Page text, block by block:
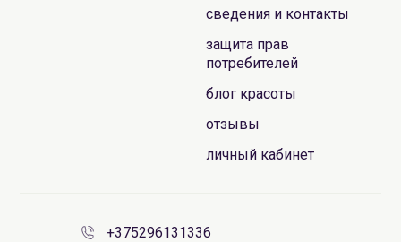
сведения и контакты
защита прав
потребителей
блог красоты
отзывы
личный кабинет
+375296131336